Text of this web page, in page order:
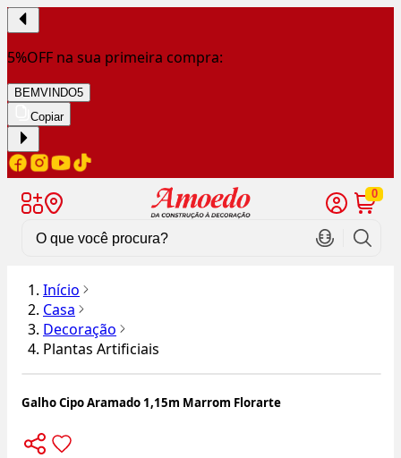
5%OFF na sua primeira compra:
BEMVINDO5
Copiar
0
Início
Casa
Decoração
Plantas Artificiais
Galho Cipo Aramado 1,15m Marrom Florarte